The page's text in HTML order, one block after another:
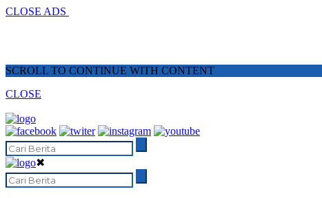
CLOSE ADS
SCROLL TO CONTINUE WITH CONTENT
CLOSE
✖